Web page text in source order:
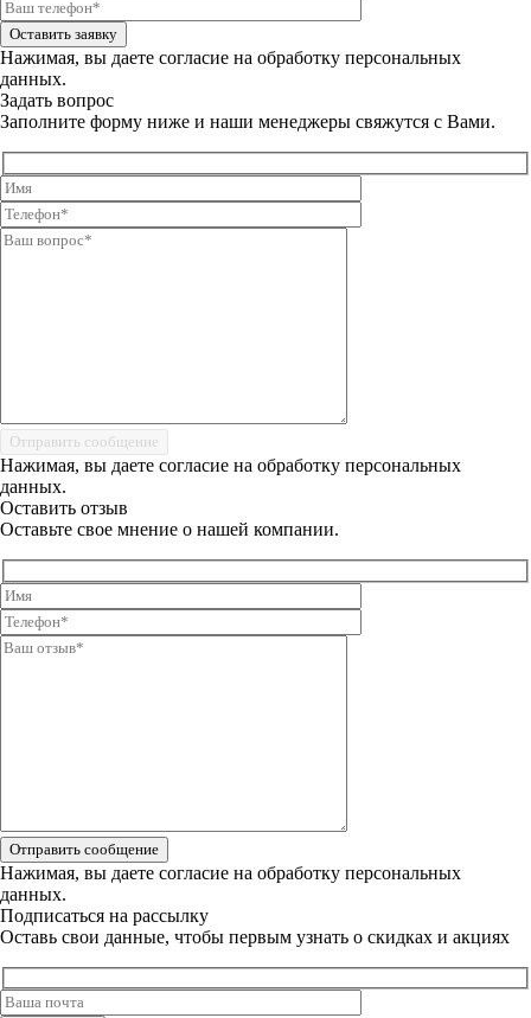
Оставить заявку
Нажимая, вы даете согласие на обработку персональных
данных.
Задать вопрос
Заполните форму ниже и наши менеджеры свяжутся с Вами.
Отправить сообщение
Нажимая, вы даете согласие на обработку персональных
данных.
Оставить отзыв
Оставьте свое мнение о нашей компании.
Отправить сообщение
Нажимая, вы даете согласие на обработку персональных
данных.
Подписаться на рассылку
Оставь свои данные, чтобы первым узнать о скидках и акциях